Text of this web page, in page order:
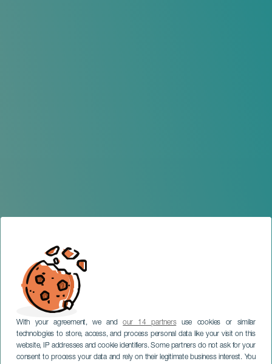
With your agreement, we andour 14 partnersuse cookies or similar
technologies to store, access, and process personal data like your visit on this
website, IP addresses and cookie identifiers. Some partners do not ask for your
consent to process your data and rely on their legitimate business interest. You
ТЕНЕРИФЕ